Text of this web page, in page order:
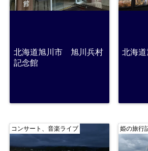
北海道旭川市 旭川兵村
記念館
北海
コンサート、音楽ライブ 姫の旅行